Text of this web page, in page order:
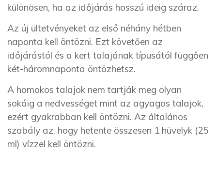
különösen, ha az időjárás hosszú ideig száraz.
Az új ültetvényeket az első néhány hétben
naponta kell öntözni. Ezt követően az
időjárástól és a kert talajának típusától függően
két-háromnaponta öntözhetsz.
A homokos talajok nem tartják meg olyan
sokáig a nedvességet mint az agyagos talajok,
ezért gyakrabban kell öntözni. Az általános
szabály az, hogy hetente összesen 1 hüvelyk (25
ml) vízzel kell öntözni.